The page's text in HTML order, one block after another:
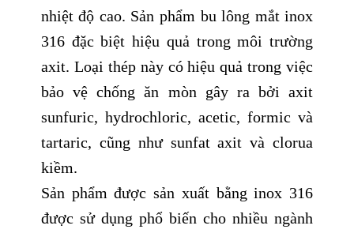
nhiệt độ cao. Sản phẩm bu lông mắt inox
316 đặc biệt hiệu quả trong môi trường
axit. Loại thép này có hiệu quả trong việc
bảo vệ chống ăn mòn gây ra bởi axit
sunfuric, hydrochloric, acetic, formic và
tartaric, cũng như sunfat axit và clorua
kiềm.
Sản phẩm được sản xuất bằng inox 316
được sử dụng phổ biến cho nhiều ngành